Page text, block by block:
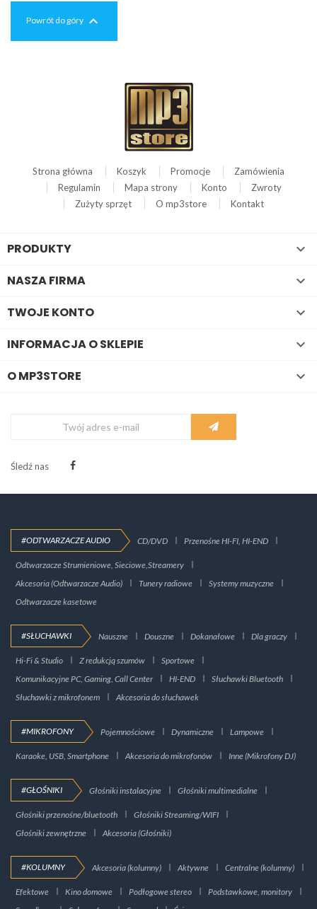
Powrót do góry 
Strona główna Koszyk Promocje
Zamówienia
Regulamin
Mapa strony Konto
Zwroty
Zużyty sprzęt
O mp3store Kontakt
PRODUKTY 
NASZA FIRMA 
TWOJE KONTO 
INFORMACJA O SKLEPIE 
O MP3STORE 
Śledź nas
#ODTWARZACZE AUDIO CD/DVD Przenośne HI-FI, HI-END
Odtwarzacze Strumieniowe, Sieciowe,Streamery
Akcesoria (Odtwarzacze Audio)
Tunery radiowe
Systemy muzyczne
Odtwarzacze kasetowe
#SŁUCHAWKI Nauszne Douszne Dokanałowe Dla graczy
Hi-Fi & Studio Z redukcją szumów
Sportowe
Komunikacyjne PC, Gaming, Call Center
HI-END
Słuchawki Bluetooth
Słuchawki z mikrofonem
Akcesoria do słuchawek
#MIKROFONY Pojemnościowe Dynamiczne Lampowe
Karaoke, USB, Smartphone Akcesoria do mikrofonów Inne (Mikrofony DJ)
#GŁOŚNIKI Głośniki instalacyjne Głośniki multimedialne
Głośniki przenośne/bluetooth
Głośniki Streaming/WIFI
Głośniki zewnętrzne
Akcesoria (Głośniki)
#KOLUMNY Akcesoria (kolumny) Aktywne Centralne (kolumny)
Efektowe Kino domowe Podłogowe stereo
Podstawkowe, monitory